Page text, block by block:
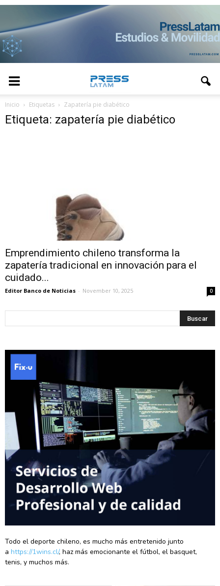
Inicio Etiquetas Zapatería pie diabético
Etiqueta: zapatería pie diabético
Emprendimiento chileno transforma la
zapatería tradicional en innovación para el
cuidado...
Editor Banco de Noticias - November 10, 2025 0
Todo el deporte chileno, es mucho más entretenido junto
a https://1wins.cl/, haz más emocionante el fútbol, el basquet,
tenis, y muchos más.